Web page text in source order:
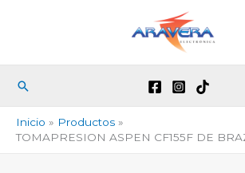
Buscar
Inicio
Productos
TOMAPRESION ASPEN CF155F DE